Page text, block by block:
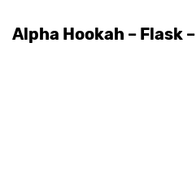
Alpha Hookah – Flask